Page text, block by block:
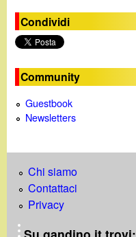
oCondividi
Community
Guestbook
Newsletters
Chi siamo
Contattaci
Privacy